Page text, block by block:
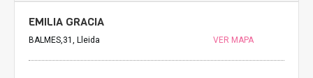
EMILIA GRACIA
BALMES,31, Lleida VER MAPA